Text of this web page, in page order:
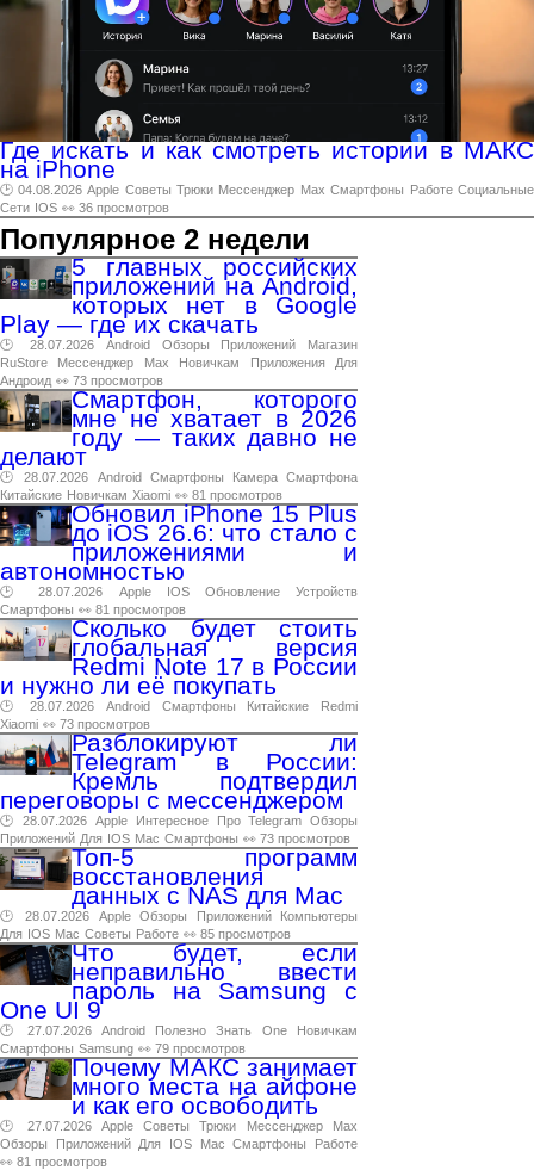
Где искать и как смотреть истории в МАКС
на iPhone
🕑 04.08.2026 Apple Советы Трюки Мессенджер Max Смартфоны Работе Социальные
Сети IOS 👀 36 просмотров
Популярное 2 недели
5 главных российских
приложений на Android,
которых нет в Google
Play — где их скачать
🕑 28.07.2026 Android Обзоры Приложений
Магазин
RuStore
Мессенджер Max Новичкам Приложения
Для
Андроид 👀 73 просмотров
Смартфон, которого
мне не хватает в 2026
году — таких давно не
делают
🕑 28.07.2026 Android Смартфоны Камера Смартфона
Китайские Новичкам Xiaomi 👀 81 просмотров
Обновил iPhone 15 Plus
до iOS 26.6: что стало с
приложениями и
автономностью
🕑 28.07.2026 Apple IOS Обновление
Устройств
Смартфоны 👀 81 просмотров
Сколько будет стоить
глобальная версия
Redmi Note 17 в России
и нужно ли её покупать
🕑 28.07.2026 Android Смартфоны Китайские
Redmi
Xiaomi 👀 73 просмотров
Разблокируют ли
Telegram в России:
Кремль подтвердил
переговоры с мессенджером
🕑 28.07.2026 Apple Интересное Про Telegram Обзоры
Приложений Для IOS Mac Смартфоны 👀 73 просмотров
Топ-5 программ
восстановления
данных с NAS для Mac
🕑 28.07.2026 Apple Обзоры Приложений
Компьютеры
Для IOS Mac Советы Работе 👀 85 просмотров
Что будет, если
неправильно ввести
пароль на Samsung с
One UI 9
🕑 27.07.2026 Android Полезно Знать One
Новичкам
Смартфоны Samsung 👀 79 просмотров
Почему МАКС занимает
много места на айфоне
и как его освободить
🕑 27.07.2026 Apple Советы Трюки Мессенджер
Max
Обзоры
Приложений Для IOS Mac Смартфоны
Работе
👀 81 просмотров